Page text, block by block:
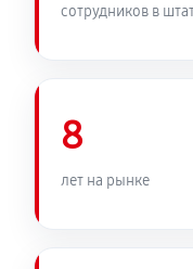
сотрудников в
8
лет на рынке